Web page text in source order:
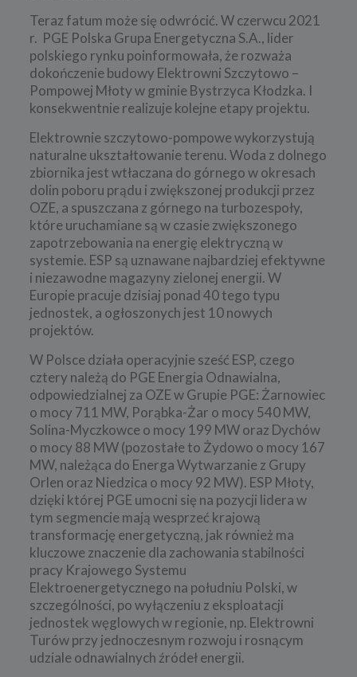
Teraz fatum może się odwrócić. W czerwcu 2021
r. PGE Polska Grupa Energetyczna S.A., lider
polskiego rynku poinformowała, że rozważa
dokończenie budowy Elektrowni Szczytowo –
Pompowej Młoty w gminie Bystrzyca Kłodzka. I
konsekwentnie realizuje kolejne etapy projektu.
Elektrownie szczytowo-pompowe wykorzystują
naturalne ukształtowanie terenu. Woda z dolnego
zbiornika jest wtłaczana do górnego w okresach
dolin poboru prądu i zwiększonej produkcji przez
OZE, a spuszczana z górnego na turbozespoły,
które uruchamiane są w czasie zwiększonego
zapotrzebowania na energię elektryczną w
systemie. ESP są uznawane najbardziej efektywne
i niezawodne magazyny zielonej energii. W
Europie pracuje dzisiaj ponad 40 tego typu
jednostek, a ogłoszonych jest 10 nowych
projektów.
W Polsce działa operacyjnie sześć ESP, czego
cztery należą do PGE Energia Odnawialna,
odpowiedzialnej za OZE w Grupie PGE: Żarnowiec
o mocy 711 MW, Porąbka-Żar o mocy 540 MW,
Solina-Myczkowce o mocy 199 MW oraz Dychów
o mocy 88 MW (pozostałe to Żydowo o mocy 167
MW, należąca do Energa Wytwarzanie z Grupy
Orlen oraz Niedzica o mocy 92 MW). ESP Młoty,
dzięki której PGE umocni się na pozycji lidera w
tym segmencie mają wesprzeć krajową
transformację energetyczną, jak również ma
kluczowe znaczenie dla zachowania stabilności
pracy Krajowego Systemu
Elektroenergetycznego na południu Polski, w
szczególności, po wyłączeniu z eksploatacji
jednostek węglowych w regionie, np. Elektrowni
Turów przy jednoczesnym rozwoju i rosnącym
udziale odnawialnych źródeł energii.